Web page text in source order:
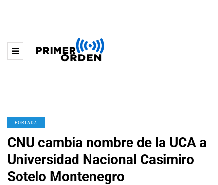
PORTADA
CNU cambia nombre de la UCA a
Universidad Nacional Casimiro
Sotelo Montenegro